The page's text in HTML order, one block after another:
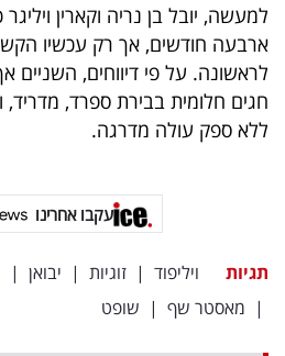
למעשה, יובל בן נריה וקארין
ארבעה חודשים, אך רק עכשיו
לראשונה. על פי דיווחים, השניים
חגים חלומית בבירת ספרד,
ללא ספק עולה מדרגה.
עקבו אחרינו
תגיות ויליפוד | זוגיות | יבואן |
| מאסטר שף | שופט